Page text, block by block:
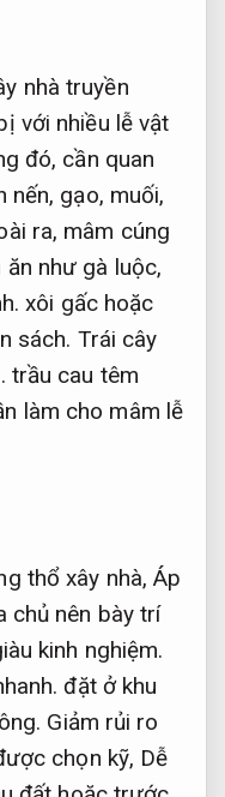
nhà truyền
với nhiều lễ vật
đó, cần quan
nến, gạo, muối,
ra, mâm cúng
như gà luộc,
xôi gấc hoặc
sách. Trái cây
trầu cau têm
làm cho mâm lễ
thổ xây nhà, Áp
chủ nên bày trí
kinh nghiệm.
đặt ở khu
Giảm rủi ro
chọn kỹ, Dễ